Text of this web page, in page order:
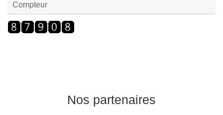
Compteur
Nos partenaires